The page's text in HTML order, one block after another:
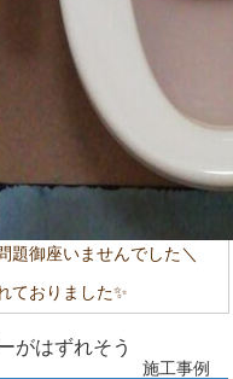
題御座いませんでした＼
ておりました✨
がはずれそう
施工事例